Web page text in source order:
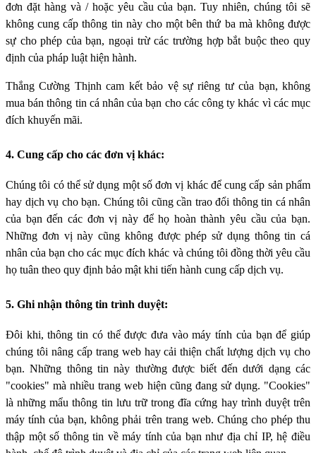
đơn đặt hàng và / hoặc yêu cầu của bạn. Tuy nhiên, chúng tôi sẽ
không cung cấp thông tin này cho một bên thứ ba mà không được
sự cho phép của bạn, ngoại trừ các trường hợp bắt buộc theo quy
định của pháp luật hiện hành.
Thắng Cường Thịnh cam kết bảo vệ sự riêng tư của bạn, không
mua bán thông tin cá nhân của bạn cho các công ty khác vì các mục
đích khuyến mãi.
4. Cung cấp cho các đơn vị khác:
Chúng tôi có thể sử dụng một số đơn vị khác để cung cấp sản phẩm
hay dịch vụ cho bạn. Chúng tôi cũng cần trao đổi thông tin cá nhân
của bạn đến các đơn vị này để họ hoàn thành yêu cầu của bạn.
Những đơn vị này cũng không được phép sử dụng thông tin cá
nhân của bạn cho các mục đích khác và chúng tôi đồng thời yêu cầu
họ tuân theo quy định bảo mật khi tiến hành cung cấp dịch vụ.
5. Ghi nhận thông tin trình duyệt:
Đôi khi, thông tin có thể được đưa vào máy tính của bạn để giúp
chúng tôi nâng cấp trang web hay cải thiện chất lượng dịch vụ cho
bạn. Những thông tin này thường được biết đến dưới dạng các
"cookies" mà nhiều trang web hiện cũng đang sử dụng. "Cookies"
là những mẩu thông tin lưu trữ trong đĩa cứng hay trình duyệt trên
máy tính của bạn, không phải trên trang web. Chúng cho phép thu
thập một số thông tin về máy tính của bạn như địa chỉ IP, hệ điều